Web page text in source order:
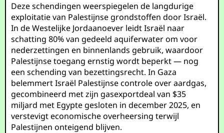
Deze schendingen weerspiegelen de langdurige
exploitatie van Palestijnse grondstoffen door Israël.
In de Westelijke Jordaanoever leidt Israël naar
schatting 80% van gedeeld aquiferwater om voor
nederzettingen en binnenlands gebruik, waardoor
Palestijnse toegang ernstig wordt beperkt — nog
een schending van bezettingsrecht. In Gaza
belemmert Israël Palestijnse controle over aardgas,
gecombineerd met zijn gasexportdeal van $35
miljard met Egypte gesloten in december 2025, en
verstevigt economische overheersing terwijl
Palestijnen onteigend blijven.